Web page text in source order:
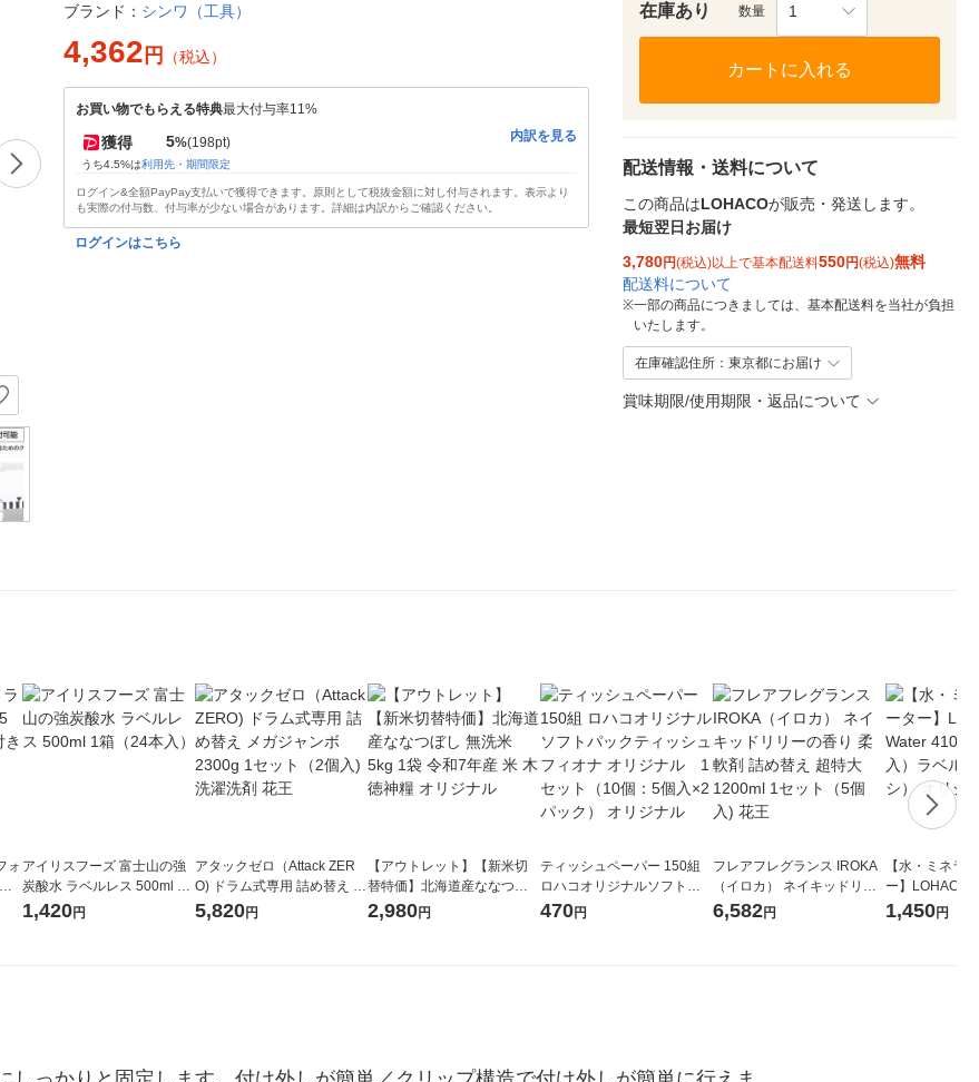
ブランド： シンワ（工具）
4,362 円 （税込）
お買い物でもらえる特典最大付与率11%
獲得 5%(198pt)
うち4.5%は利用先・期間限定
内訳を見る
ログイン&全額PayPay支払いで獲得できます。原則として税抜金額に対し付与されます。表示より
も実際の付与数、付与率が少ない場合があります。詳細は内訳からご確認ください。
ログインはこちら
在庫あり 数量 1
カートに入れる
配送情報・送料について
この商品はLOHACOが販売・発送します。
最短翌日お届け
3,780円(税込)以上で基本配送料550円(税込)無料
配送料について
※一部の商品につきましては、基本配送料を当社が負担
いたします。
在庫確認住所：東京都にお届け
賞味期限/使用期限・返品について
ォ アイリスフーズ 富士山の強
炭酸水 ラベルレス 500ml 1
箱（24本入）
1,420円
アタックゼロ（Attack ZER
O) ドラム式専用 詰め替え メ
ガジャンボ 2300g 1セット
5,820円
【アウトレット】【新米切
替特価】北海道産ななつぼ
し 無洗米 5kg 1袋 令和7年産
2,980円
ティッシュペーパー 150組
ロハコオリジナルソフトパ
ックティッシュ フィオナ オ
470円
フレアフレグランス IROKA
（イロカ） ネイキッドリリ
ーの香り 柔軟剤 詰め替え 超
6,582円
【水・ミネラ
ー】LOHACO
1箱（20本入
1,450円